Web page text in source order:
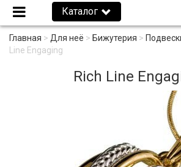
Каталог
Главная > Для неё > Бижутерия >
Line Engaging
Rich Line